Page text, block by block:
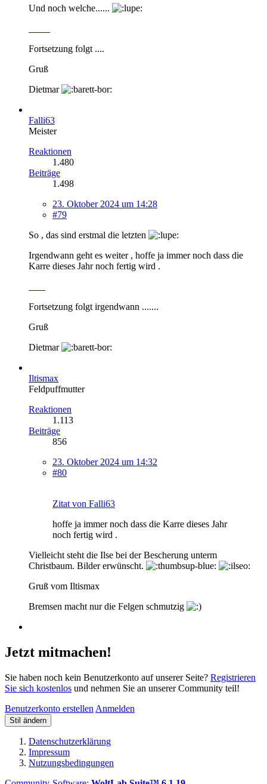
Und noch welche......
Fortsetzung folgt ....
Gruß
Dietmar
Falli63
Meister
Reaktionen
1.480
Beiträge
1.498
23. Oktober 2024 um 14:28
#79
So , das sind erstmal die letzten
Irgendwann geht es weiter , hoffe ja immer noch dass die
Karre dieses Jahr noch fertig wird .
Fortsetzung folgt irgendwann .......
Gruß
Dietmar
Iltismax
Feldpuffmutter
Reaktionen
1.113
Beiträge
856
23. Oktober 2024 um 14:32
#80
Zitat von Falli63
hoffe ja immer noch dass die Karre dieses Jahr
noch fertig wird .
Vielleicht steht die Ilse bei der Bescherung unterm
Christbaum. Bilder erwünscht.
Gruß vom Iltismax
Bremsen macht nur die Felgen schmutzig
Jetzt mitmachen!
Sie haben noch kein Benutzerkonto auf unserer Seite? Registrieren
Sie sich kostenlos und nehmen Sie an unserer Community teil!
Benutzerkonto erstellen Anmelden
Stil ändern
Datenschutzerklärung
Impressum
Nutzungsbedingungen